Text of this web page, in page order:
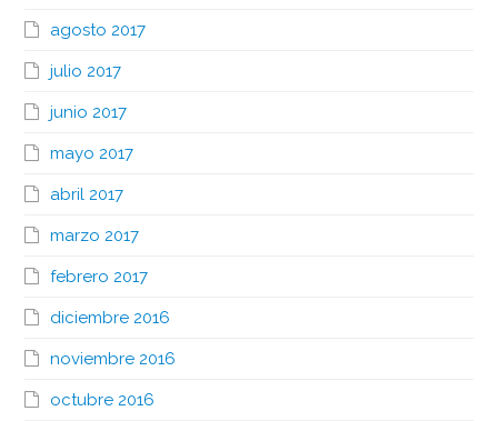
agosto 2017
julio 2017
junio 2017
mayo 2017
abril 2017
marzo 2017
febrero 2017
diciembre 2016
noviembre 2016
octubre 2016